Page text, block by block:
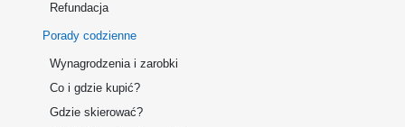
Refundacja
Porady codzienne
Wynagrodzenia i zarobki
Co i gdzie kupić?
Gdzie skierować?